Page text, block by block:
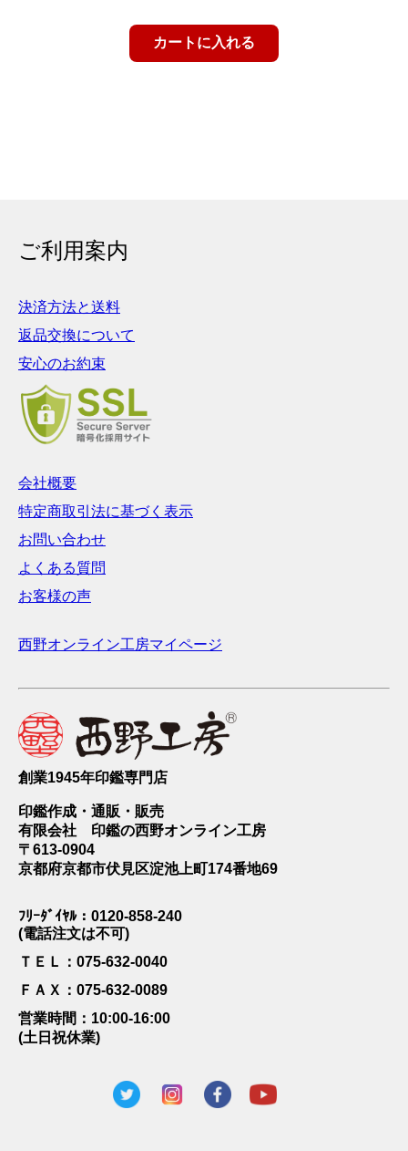
ご利用案内
決済方法と送料
返品交換について
安心のお約束
会社概要
特定商取引法に基づく表示
お問い合わせ
よくある質問
お客様の声
西野オンライン工房マイページ
創業1945年印鑑専門店
印鑑作成・通販・販売
有限会社 印鑑の西野オンライン工房
〒613-0904
京都府京都市伏見区淀池上町174番地69
ﾌﾘｰﾀﾞｲﾔﾙ：0120-858-240
(電話注文は不可)
ＴＥＬ：075-632-0040
ＦＡＸ：075-632-0089
営業時間：10:00-16:00
(土日祝休業)